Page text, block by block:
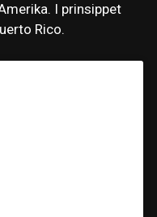
I prinsippet
Rico.